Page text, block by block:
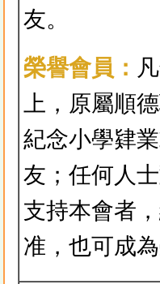
友。
榮譽會員：
上，原屬順
紀念小學肄
友；任何人
支持本會者
准，也可成為